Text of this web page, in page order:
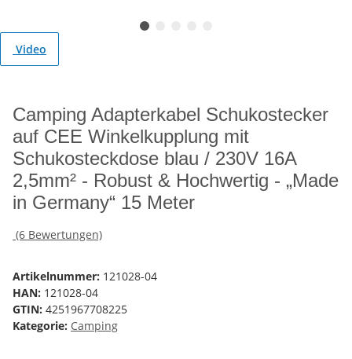
Video
Camping Adapterkabel Schukostecker
auf CEE Winkelkupplung mit
Schukosteckdose blau / 230V 16A
2,5mm² - Robust & Hochwertig - „Made
in Germany“ 15 Meter
(6 Bewertungen)
Artikelnummer: 121028-04
HAN: 121028-04
GTIN: 4251967708225
Kategorie: Camping